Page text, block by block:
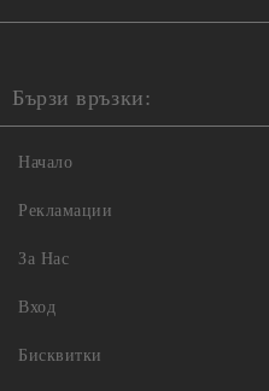
Бързи връзки:
Начало
Рекламации
За Нас
Вход
Бисквитки